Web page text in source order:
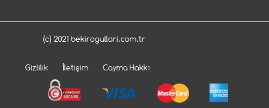
(c) 2021 bekirogullari.com.tr
Gizlilik İletişim Cayma Hakkı